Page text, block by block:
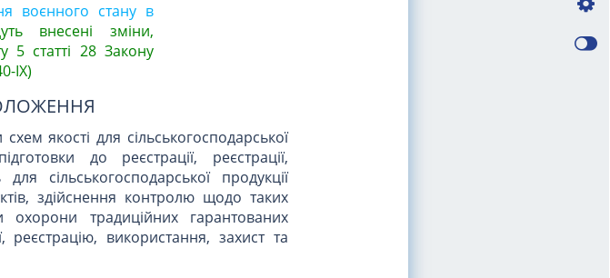
воєнного стану в
внесені зміни,
5 статті 28 Закону
IX)
якості для сільськогосподарської
до реєстрації, реєстрації,
сільськогосподарської продукції
здійснення контролю щодо таких
традиційних гарантованих
реєстрацію, використання, захист та